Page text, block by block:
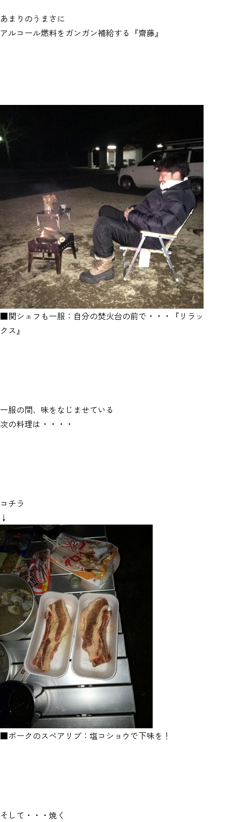
あまりのうまさに
アルコール燃料をガンガン補給する『齋藤』
■関シェフも一服：自分の焚火台の前で・・・『リラッ
クス』
一服の間、味をなじませている
次の料理は・・・・
コチラ
↓
■ポークのスペアリブ：塩コショウで下味を！
そして・・・焼く